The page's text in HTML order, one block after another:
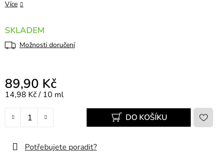
Více
SKLADEM
Možnosti doručení
89,90 Kč
Měrná cena:
14,98 Kč / 10 ml
DO KOŠÍKU
Potřebujete poradit?